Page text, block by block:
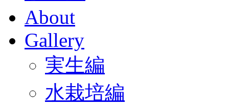
About
Gallery
実生編
水栽培編